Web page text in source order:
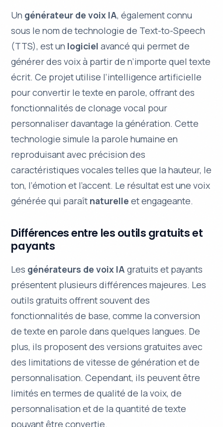
Un générateur de voix IA, également connu
sous le nom de technologie de Text-to-Speech
(TTS), est un logiciel avancé qui permet de
générer des voix à partir de n’importe quel texte
écrit. Ce projet utilise l’intelligence artificielle
pour convertir le texte en parole, offrant des
fonctionnalités de clonage vocal pour
personnaliser davantage la génération. Cette
technologie simule la parole humaine en
reproduisant avec précision des
caractéristiques vocales telles que la hauteur, le
ton, l’émotion et l’accent. Le résultat est une voix
générée qui paraît naturelle etengageante.
Différences entre les outils gratuits et
payants
Les générateurs de voix IA gratuits et payants
présentent plusieurs différences majeures. Les
outils gratuits offrent souvent des
fonctionnalités de base, comme la conversion
de texte en parole dans quelques langues. De
plus, ils proposent des versions gratuites avec
des limitations de vitesse de génération et de
personnalisation. Cependant, ils peuvent être
limités en termes dequalité de la voix, de
personnalisation et de la quantité de texte
pouvant être convertie.